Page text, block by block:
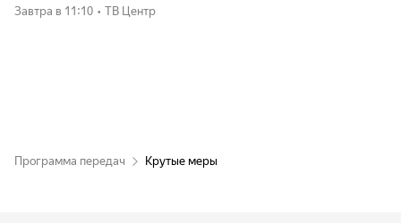
Завтра в 11:10 • ТВ Центр
Программа передач Крутые меры